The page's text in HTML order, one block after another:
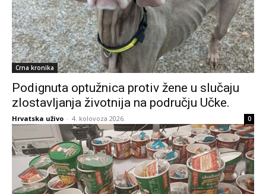
Crna kronika
Podignuta optužnica protiv žene u slučaju
zlostavljanja životnija na području Učke.
Hrvatska uživo - 4. kolovoza 2026. 0